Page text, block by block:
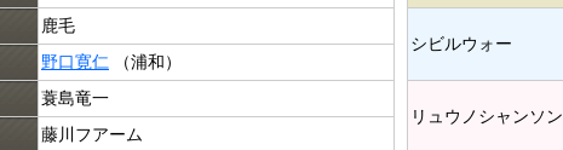
鹿毛
野口寛仁 （浦和）
蓑島竜一
藤川フアーム
シビルウォー​
リュウノシャンソン​